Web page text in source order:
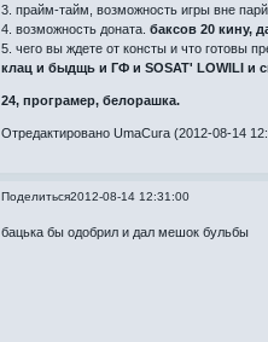
3. прайм-тайм, возможность игры вне
4. возможность доната.баксов 20 кину,
5. чего вы ждете от консты и что готовы
клац и быдщь и ГФ и SOSAT' LOWILI и
24, програмер, белорашка.
Отредактировано UmaCura (2012-08-14
Поделиться2012-08-14 12:31:00
бацька бы одобрил и дал мешок бульбы